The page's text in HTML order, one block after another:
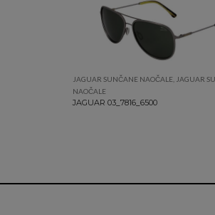
JAGUAR SUNČANE NAOČALE
JAGUAR
NAOČALE
JAGUAR 03_7816_6500